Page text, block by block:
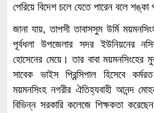
পেরিয়ে বিদেশ চলে যেতে পারেন বলে
জানা যায়, তাপসী তাবাসসুম উর্মি
পূর্বধলা উপজেলার সদর ইউনিয়নের
হোসেনের মেয়ে। তার বাবা ময়মনসিংহের
সাবেক ভাইস প্রিন্সিপাল হিসেবে
ময়মনসিংহ নগরীর ঐতিহ্যবাহী আনন্দ
বিভিন্ন সরকারি কলেজে শিক্ষকতা